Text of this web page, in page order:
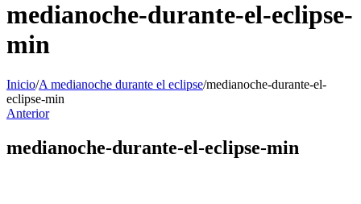
medianoche-durante-el-eclipse-
min
Inicio/A medianoche durante el eclipse/medianoche-durante-el-
eclipse-min
Anterior
medianoche-durante-el-eclipse-min